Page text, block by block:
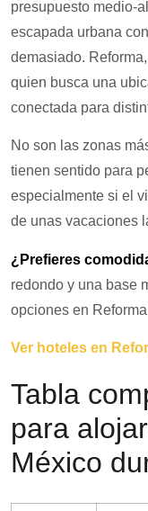
presupuesto medio-
escapada urbana
demasiado.
quien busca una
conectada para
No son las zonas
tienen sentido para
especialmente si el
de unas vacaciones
¿Prefieres
redondo y una base
opciones en
Ver hoteles en
Tabla
para
México